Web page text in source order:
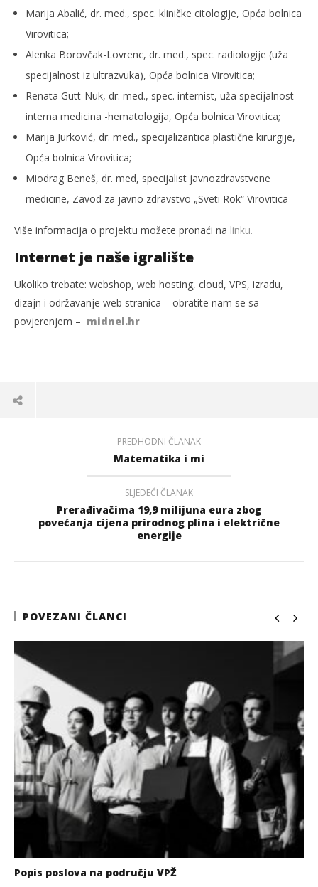
Marija Abalić, dr. med., spec. kliničke citologije, Opća bolnica
Virovitica;
Alenka Borovčak-Lovrenc, dr. med., spec. radiologije (uža
specijalnost iz ultrazvuka), Opća bolnica Virovitica;
Renata Gutt-Nuk, dr. med., spec. internist, uža specijalnost
interna medicina -hematologija, Opća bolnica Virovitica;
Marija Jurković, dr. med., specijalizantica plastične kirurgije,
Opća bolnica Virovitica;
Miodrag Beneš, dr. med, specijalist javnozdravstvene
medicine, Zavod za javno zdravstvo „Sveti Rok“ Virovitica
Više informacija o projektu možete pronaći na linku.
Internet je naše igralište
Ukoliko trebate: webshop, web hosting, cloud, VPS, izradu,
dizajn i održavanje web stranica – obratite nam se sa
povjerenjem – midnel.hr
PREDHODNI ČLANAK
Matematika i mi
SLJEDEĆI ČLANAK
Prerađivačima 19,9 milijuna eura zbog
povećanja cijena prirodnog plina i električne
energije
POVEZANI ČLANCI
Popis poslova na području VPŽ